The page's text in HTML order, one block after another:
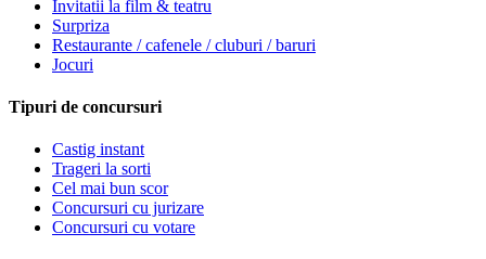
Invitatii la film & teatru
Surpriza
Restaurante / cafenele / cluburi / baruri
Jocuri
Tipuri de concursuri
Castig instant
Trageri la sorti
Cel mai bun scor
Concursuri cu jurizare
Concursuri cu votare